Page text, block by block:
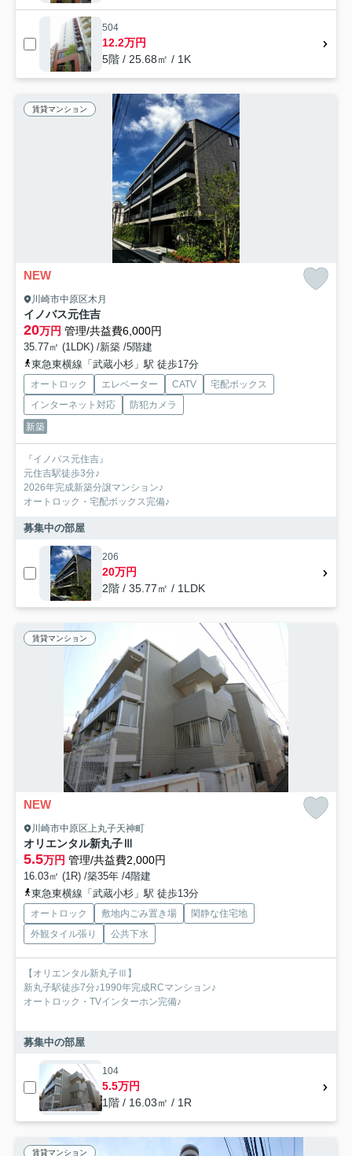
504
12.2万円
5階 / 25.68㎡ / 1K
賃貸マンション
NEW
川崎市中原区木月
イノバス元住吉
20万円 管理/共益費6,000円
35.77㎡ (1LDK) /新築 /5階建
東急東横線「武蔵小杉」駅 徒歩17分
オートロック エレベーター CATV
宅配ボックス
インターネット対応
防犯カメラ
新築
『イノバス元住吉』
元住吉駅徒歩3分♪
2026年完成新築分譲マンション♪
オートロック・宅配ボックス完備♪
募集中の部屋
206
20万円
2階 / 35.77㎡ / 1LDK
賃貸マンション
NEW
川崎市中原区上丸子天神町
オリエンタル新丸子Ⅲ
5.5万円 管理/共益費2,000円
16.03㎡ (1R) /築35年 /4階建
東急東横線「武蔵小杉」駅 徒歩13分
オートロック 敷地内ごみ置き場
閑静な住宅地
外観タイル張り
公共下水
【オリエンタル新丸子Ⅲ】
新丸子駅徒歩7分♪1990年完成RCマンション♪
オートロック・TVインターホン完備♪
募集中の部屋
104
5.5万円
1階 / 16.03㎡ / 1R
賃貸マンション